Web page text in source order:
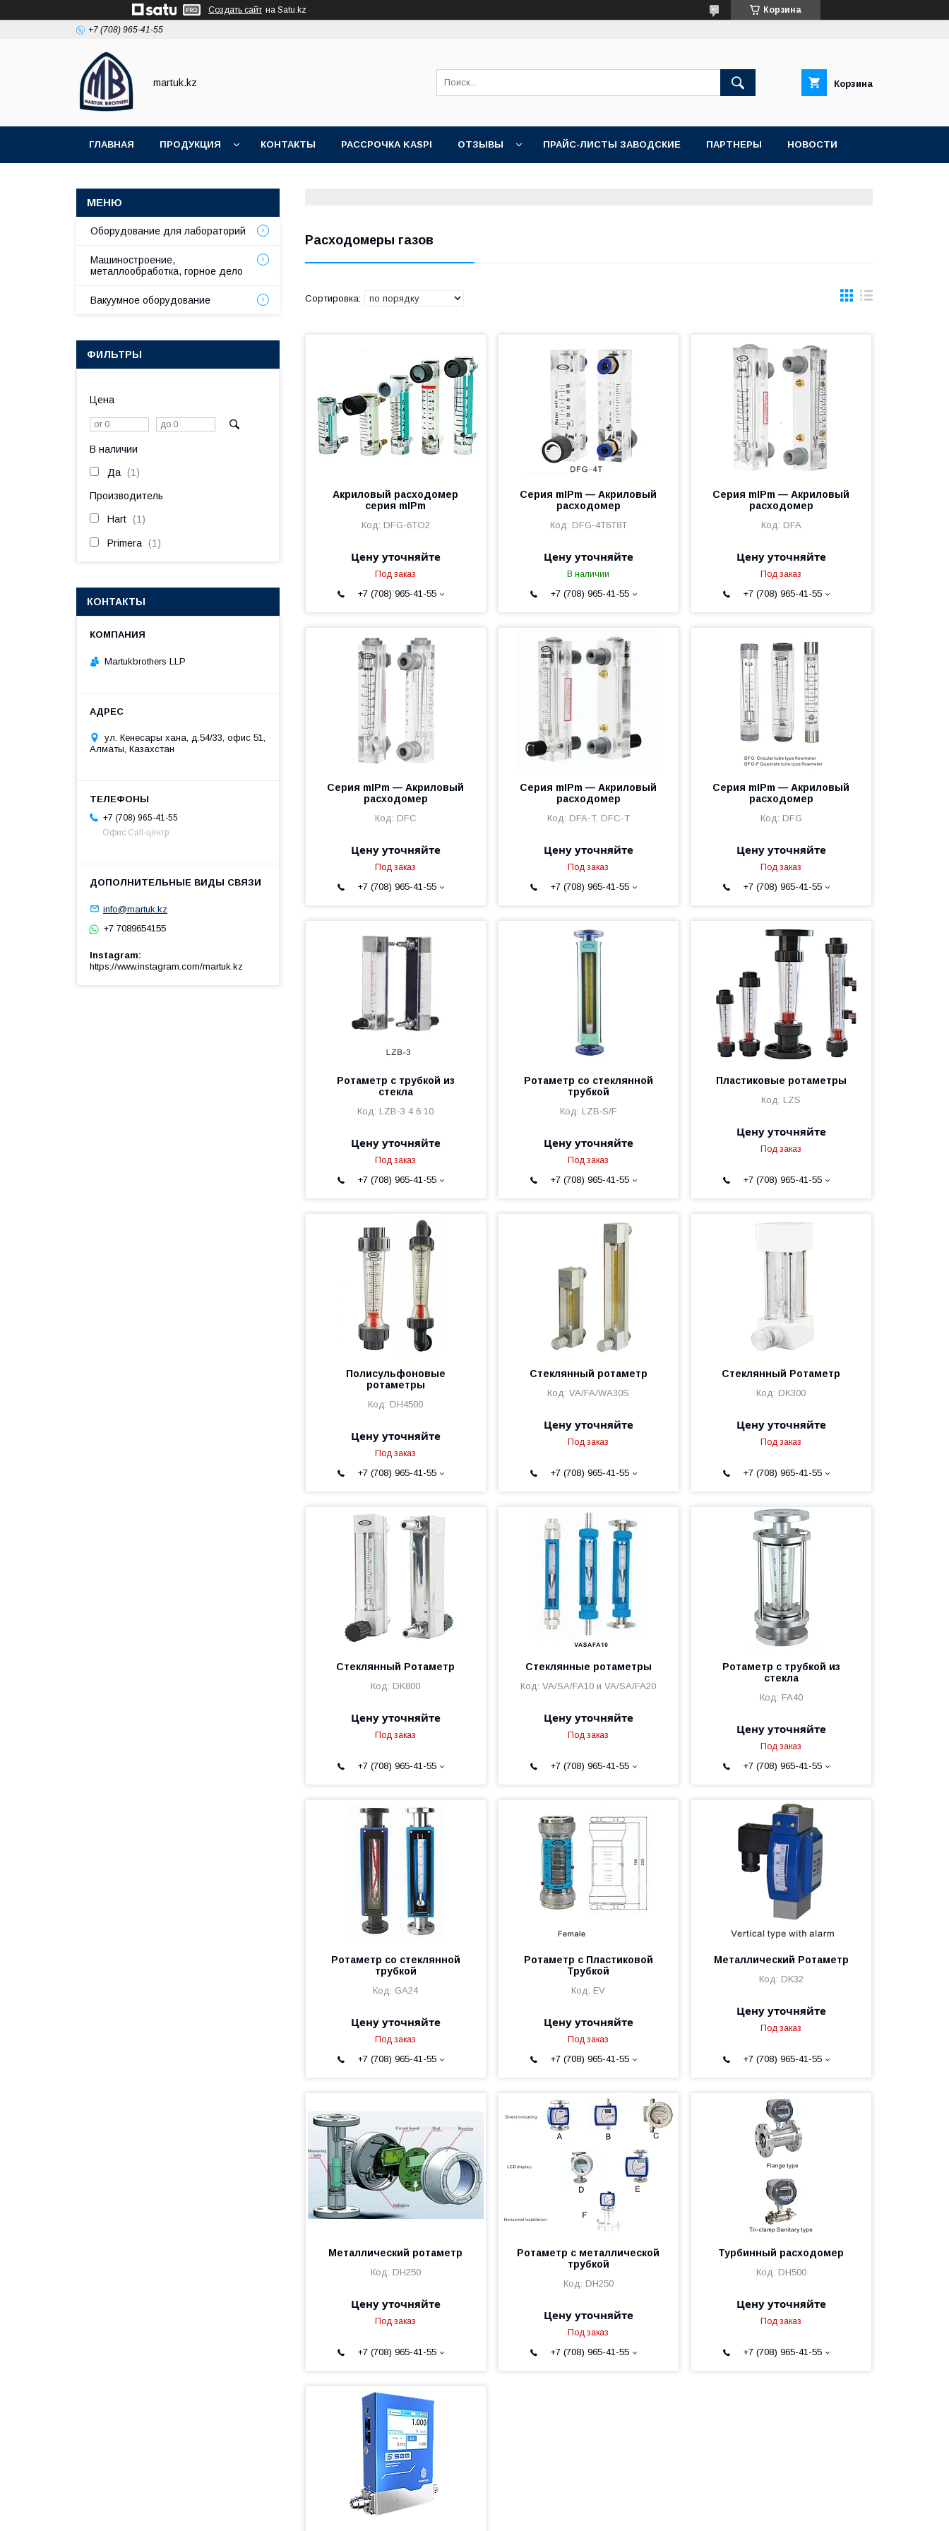
Создать сайт на Satu.kz Корзина
+7 (708) 965-41-55
martuk.kz Корзина
ГЛАВНАЯ ПРОДУКЦИЯ КОНТАКТЫ РАССРОЧКА KASPI ОТЗЫВЫ ПРАЙС-ЛИСТЫ ЗАВОДСКИЕ ПАРТНЕРЫ НОВОСТИ
Расходомеры газов
Акриловый расходомер
серия mIPm
DFG-6TO2
Цену уточняйте
Под заказ
+7 (708) 965-41-55
Серия mIPm — Акриловый
расходомер
DFG-4T6T8T
Цену уточняйте
В наличии
+7 (708) 965-41-55
Серия mIPm — Акриловый
расходомер
DFA
Цену уточняйте
Под заказ
+7 (708) 965-41-55
Серия mIPm — Акриловый
расходомер
DFC
Цену уточняйте
Под заказ
+7 (708) 965-41-55
Серия mIPm — Акриловый
расходомер
DFA-T, DFC-T
Цену уточняйте
Под заказ
+7 (708) 965-41-55
Серия mIPm — Акриловый
расходомер
DFG
Цену уточняйте
Под заказ
+7 (708) 965-41-55
Ротаметр с трубкой из
стекла
LZB-3 4 6 10
Цену уточняйте
Под заказ
+7 (708) 965-41-55
Ротаметр со стеклянной
трубкой
LZB‑S/F
Цену уточняйте
Под заказ
+7 (708) 965-41-55
Пластиковые ротаметры
LZS
Цену уточняйте
Под заказ
+7 (708) 965-41-55
Полисульфоновые
ротаметры
DH4500
Цену уточняйте
Под заказ
+7 (708) 965-41-55
Стеклянный ротаметр
VA/FA/WA30S
Цену уточняйте
Под заказ
+7 (708) 965-41-55
Стеклянный Ротаметр
DK300
Цену уточняйте
Под заказ
+7 (708) 965-41-55
Стеклянный Ротаметр
DK800
Цену уточняйте
Под заказ
+7 (708) 965-41-55
Стеклянные ротаметры
VA/SA/FA10 и VA/SA/FA20
Цену уточняйте
Под заказ
+7 (708) 965-41-55
Ротаметр с трубкой из
стекла
FA40
Цену уточняйте
Под заказ
+7 (708) 965-41-55
Ротаметр со стеклянной
трубкой
GA24
Цену уточняйте
Под заказ
+7 (708) 965-41-55
Ротаметр с Пластиковой
Трубкой
EV
Цену уточняйте
Под заказ
+7 (708) 965-41-55
Металлический Ротаметр
DK32
Цену уточняйте
Под заказ
+7 (708) 965-41-55
Металлический ротаметр
DH250
Цену уточняйте
Под заказ
+7 (708) 965-41-55
Ротаметр с металлической
трубкой
DH250
Цену уточняйте
Под заказ
+7 (708) 965-41-55
Турбинный расходомер
DH500
Цену уточняйте
Под заказ
+7 (708) 965-41-55
Оборудование для лабораторий
Машиностроение,
металлообработка, горное дело
Вакуумное оборудование
ФИЛЬТРЫ
Цена
В наличии
Да 1
Производитель
Hart 1
Primera 1
КОНТАКТЫ
Martukbrothers LLP
ул. Кенесары хана, д.54/33, офис 51,
Алматы, Казахстан
+7 (708) 965-41-55
Офис Call-центр
info@martuk.kz
+7 7089654155
Instagram
https://www.instagram.com/martuk.kz